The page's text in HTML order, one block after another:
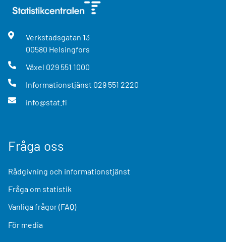
Verkstadsgatan 13
00580 Helsingfors
Växel 029 551 1000
Informationstjänst 029 551 2220
info@stat.fi
Fråga oss
Rådgivning och informationstjänst
Fråga om statistik
Vanliga frågor (FAQ)
För media